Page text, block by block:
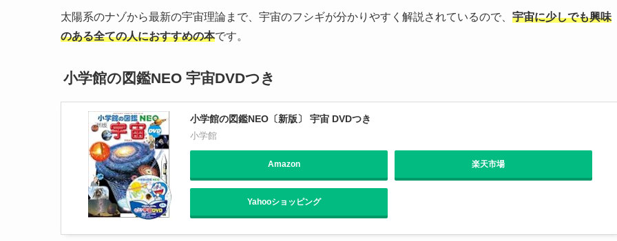
太陽系のナゾから最新の宇宙理論まで、宇宙のフシギが分かりやすく解説されているので、 宇宙に少しでも興味
のある全ての人におすすめの本です。
小学館の図鑑NEO 宇宙DVDつき
小学館の図鑑NEO〔新版〕 宇宙 DVDつき
小学館
Amazon 楽天市場
Yahooショッピング